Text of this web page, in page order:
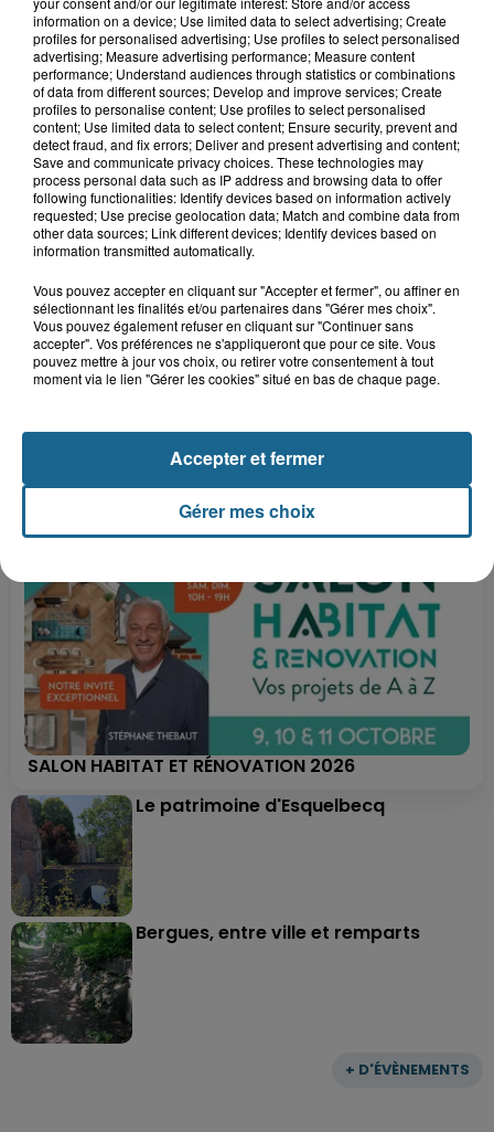
Gagnez vos entrées pour Dennlys
Parc
Gagnez vos entrées pour le parc
Bagatelle
+ D'ÉVÈNEMENTS
SALON HABITAT ET RÉNOVATION 2026
Le patrimoine d'Esquelbecq
Bergues, entre ville et remparts
information on a device; Use limited data to select advertising; Create
profiles for personalised advertising; Use profiles to select personalised
advertising; Measure advertising performance; Measure content
performance; Understand audiences through statistics or combinations
of data from different sources; Develop and improve services; Create
profiles to personalise content; Use profiles to select personalised
content; Use limited data to select content; Ensure security, prevent and
detect fraud, and fix errors; Deliver and present advertising and content;
Save and communicate privacy choices. These technologies may
process personal data such as IP address and browsing data to offer
following functionalities: Identify devices based on information actively
requested; Use precise geolocation data; Match and combine data from
other data sources; Link different devices; Identify devices based on
information transmitted automatically.
Vous pouvez accepter en cliquant sur "Accepter et fermer", ou affiner en
sélectionnant les finalités et/ou partenaires dans "Gérer mes choix".
Vous pouvez également refuser en cliquant sur "Continuer sans
accepter". Vos préférences ne s'appliqueront que pour ce site. Vous
pouvez mettre à jour vos choix, ou retirer votre consentement à tout
moment via le lien "Gérer les cookies" situé en bas de chaque page.
Gérer mes choix
Accepter et fermer